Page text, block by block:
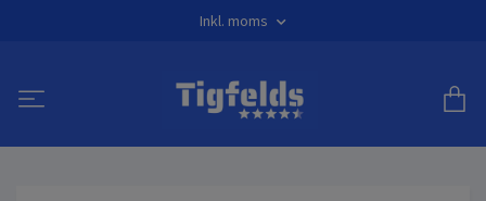
Inkl. moms